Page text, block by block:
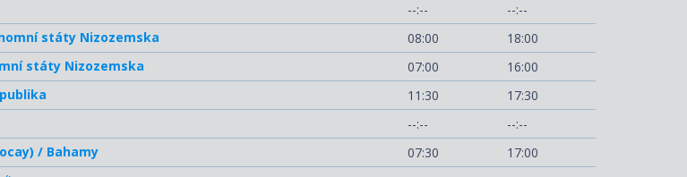
--:--
--:--
státy Nizozemska 08:00
18:00
státy Nizozemska 07:00
16:00
11:30
17:30
--:--
--:--
/ Bahamy 07:30
17:00